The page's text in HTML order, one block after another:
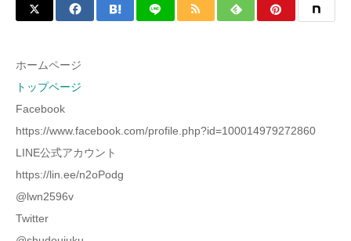
ホームページ
トップページ
Facebook
https://www.facebook.com/profile.php?id=100014979272860
LINE公式アカウント
https://lin.ee/n2oPodg
@lwn2596v
Twitter